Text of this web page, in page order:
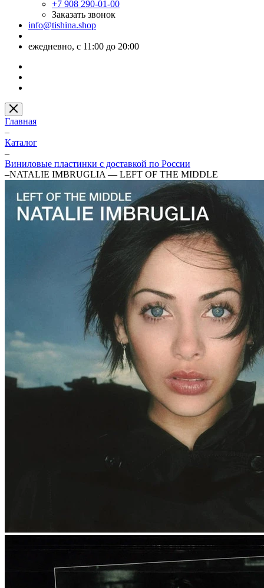
+7 908 290-01-00
Заказать звонок
info@tishina.shop
ежедневно, с 11:00 до 20:00
Главная
–
Каталог
–
Виниловые пластинки с доставкой по России
–NATALIE IMBRUGLIA — LEFT OF THE MIDDLE